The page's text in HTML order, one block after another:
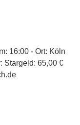
16:00 - Ort: Köln
Stargeld: 65,00 €